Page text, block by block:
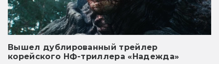
Вышел дублированный трейлер
корейского НФ-триллера «Надежда»